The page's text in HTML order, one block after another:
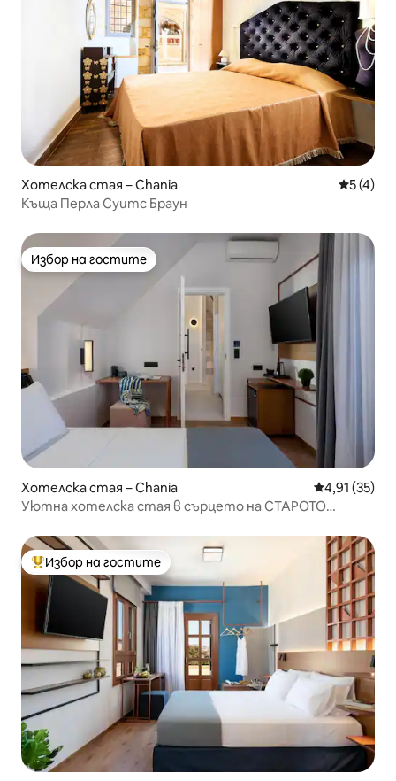
Хотелска стая – Chania Средна
5 (4)
Къща Перла Суитс Браун
Избор на гостите
Избор на гостите
Хотелска стая – Chania Средна
4,91 (35)
Уютна хотелска стая в сърцето на СТАРОТО
Най-популярен избор на гостите
Избор на гостите